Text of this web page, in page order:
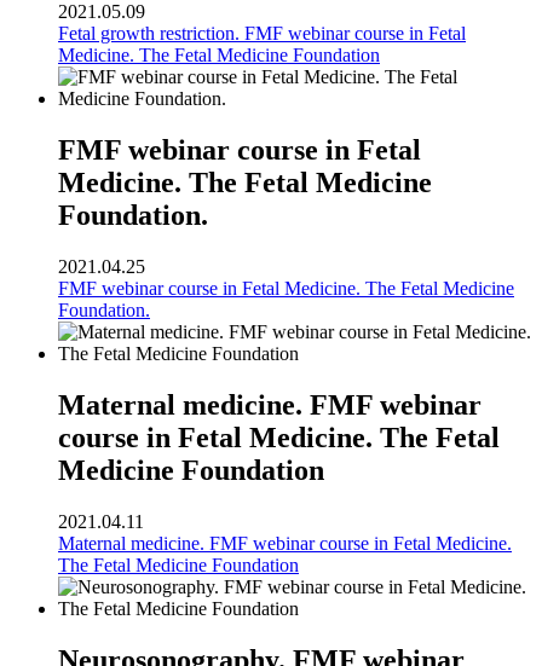
2021.05.09
Fetal growth restriction. FMF webinar course in Fetal
Medicine. The Fetal Medicine Foundation
FMF webinar course in Fetal
Medicine. The Fetal Medicine
Foundation.
2021.04.25
FMF webinar course in Fetal Medicine. The Fetal Medicine
Foundation.
Maternal medicine. FMF webinar
course in Fetal Medicine. The Fetal
Medicine Foundation
2021.04.11
Maternal medicine. FMF webinar course in Fetal Medicine.
The Fetal Medicine Foundation